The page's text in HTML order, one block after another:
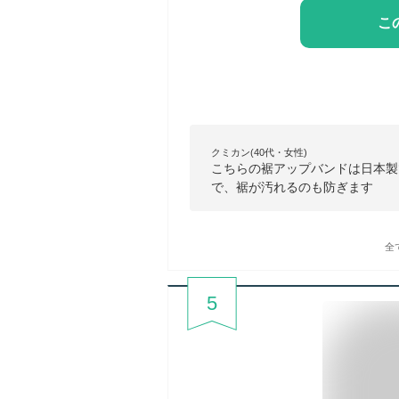
こ
クミカン(40代・女性)
こちらの裾アップバンドは日本
で、裾が汚れるのも防ぎます
全
5